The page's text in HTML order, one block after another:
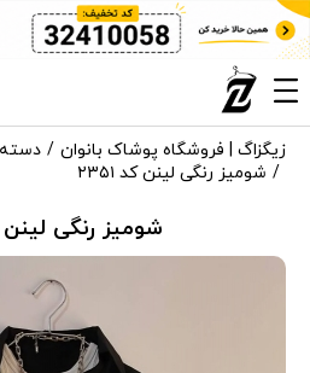
زیگزاگ | فروشگاه پوشاک بانوان دسته
شومیز رنگی لینن کد ۲۳۵۱
شومیز رنگی لینن کد